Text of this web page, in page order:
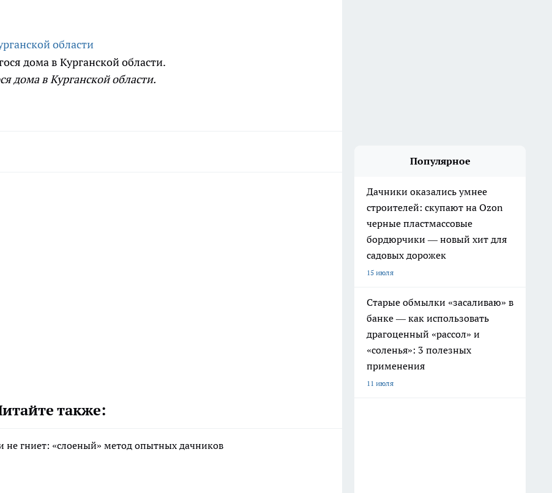
области
дома в Курганской области.
также:
не гниет: «слоеный» метод опытных дачников
Популярное
Дачники оказались умнее
строителей: скупают на Ozon
черные пластмассовые
бордюрчики — новый хит для
садовых дорожек
15 июля
Старые обмылки «засаливаю» в
банке — как использовать
драгоценный «рассол» и
«соленья»: 3 полезных
применения
11 июля